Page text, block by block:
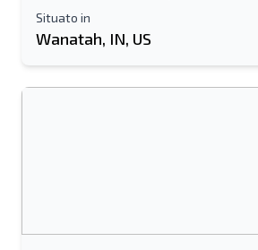
Situato in
Wanatah, IN, US